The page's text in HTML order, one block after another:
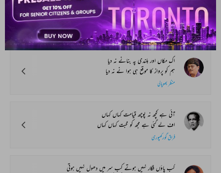
آبلہ_پا کوئی گزرا تھا جو پچھلے سن میں
سرخ کانٹوں کی بہار آئی ہے اب کے بن میں
مجروح سلطانپوری
اک مکاں اور بلندی پہ بنانے نہ دیا
ہم کو پرواز کا موقع ہی ہوا نے نہ دیا
منظر بھوپالی
آئی ہے کچھ نہ پوچھ قیامت کہاں کہاں
اف لے گئی ہے مجھ کو محبت کہاں کہاں
فراق گورکھپوری
کب پاؤں فگار نہیں ہوتے کب سر میں دھول نہیں ہوتی